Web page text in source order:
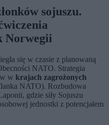
sojuszu.
Norwegii
się w czasie z planowaną
NATO. Strategia
w krajach zagrożonych
NATO). Rozbudowa
gdzie siły Sojuszu
jednostki z potencjałem